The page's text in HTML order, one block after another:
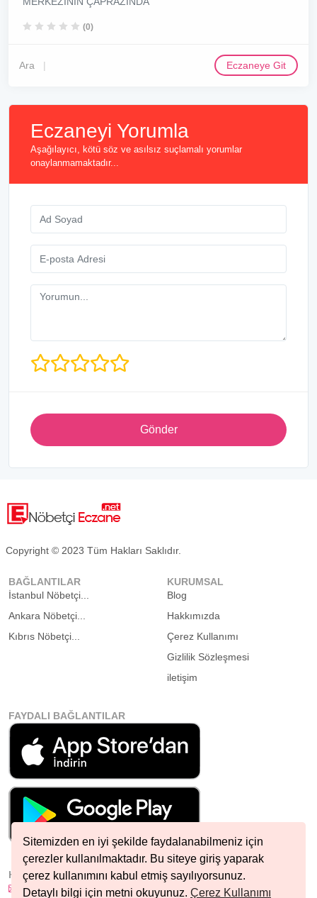
Sitemizden en iyi şekilde faydalanabilmeniz için
çerezler kullanılmaktadır. Bu siteye giriş yaparak
çerez kullanımını kabul etmiş sayılıyorsunuz.
Detaylı bilgi için metni okuyunuz. Çerez Kullanımı
(0)
Ara Eczaneye Git
Eczaneyi Yorumla
Aşağılayıcı, kötü söz ve asılsız suçlamalı yorumlar
onaylanmamaktadır...
Gönder
Copyright © 2023 Tüm Hakları Saklıdır.
BAĞLANTILAR
İstanbul Nöbetçi...
Ankara Nöbetçi...
Kıbrıs Nöbetçi...
KURUMSAL
Blog
Hakkımızda
Çerez Kullanımı
Gizlilik Sözleşmesi
iletişim
FAYDALI BAĞLANTILAR
HIZLI İLETIŞIM
info@nobetcieczane.net